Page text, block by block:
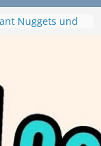
von Dr. Oetker
Swirl
mein Testvideo!